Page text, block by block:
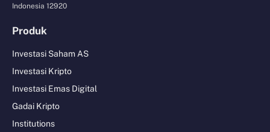
Indonesia 12920
Produk
Investasi Saham AS
Investasi Kripto
Investasi Emas Digital
Gadai Kripto
Institutions